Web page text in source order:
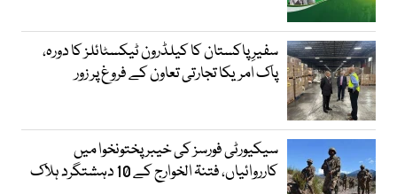
سفیرِ پاکستان کا کیلڈرون ٹیکسٹائلز کا دورہ،
پاک امریکا تجارتی تعاون کے فروغ پر زور
سیکیورٹی فورسز کی خیبر پختونخوا میں
کارروائیاں، فتنۃ الخوارج کے 10 دہشتگرد ہلاک